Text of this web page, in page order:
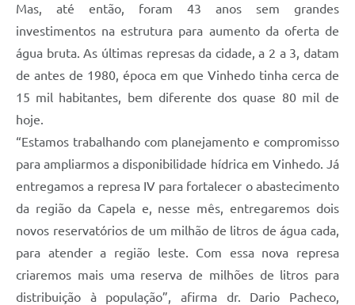
Mas, até então, foram 43 anos sem grandes
investimentos na estrutura para aumento da oferta de
água bruta. As últimas represas da cidade, a 2 a 3, datam
de antes de 1980, época em que Vinhedo tinha cerca de
15 mil habitantes, bem diferente dos quase 80 mil de
hoje.
“Estamos trabalhando com planejamento e compromisso
para ampliarmos a disponibilidade hídrica em Vinhedo. Já
entregamos a represa IV para fortalecer o abastecimento
da região da Capela e, nesse mês, entregaremos dois
novos reservatórios de um milhão de litros de água cada,
para atender a região leste. Com essa nova represa
criaremos mais uma reserva de milhões de litros para
distribuição à população”, afirma dr. Dario Pacheco,